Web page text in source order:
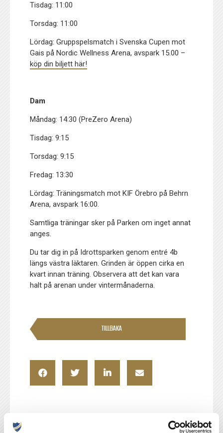
Tisdag: 11:00
Torsdag: 11:00
Lördag: Gruppspelsmatch i Svenska Cupen mot
Gais på Nordic Wellness Arena, avspark 15.00 –
köp din biljett här!
Dam
Måndag: 14:30 (PreZero Arena)
Tisdag: 9:15
Torsdag: 9:15
Fredag: 13:30
Lördag: Träningsmatch mot KIF Örebro på Behrn
Arena, avspark 16:00.
Samtliga träningar sker på Parken om inget annat
anges.
Du tar dig in på Idrottsparken genom entré 4b
längs västra läktaren. Grinden är öppen cirka en
kvart innan träning. Observera att det kan vara
halt på arenan under vintermånaderna.
TILLBAKA